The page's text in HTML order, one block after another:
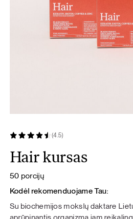
(4.5)
Hair kursas
50 porcijų
Kodėl rekomenduojame Tau:
Su biochemijos mokslų daktare